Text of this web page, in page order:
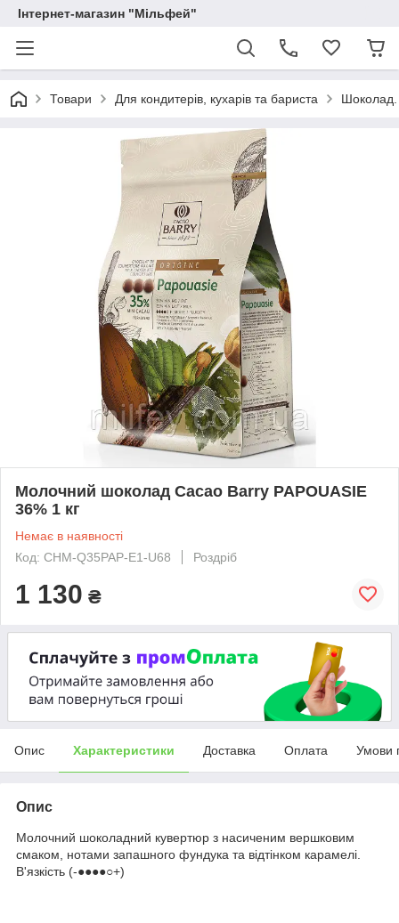
Інтернет-магазин "Мільфей"
Товари Для кондитерів, кухарів та бариста Шоколад.
Молочний шоколад Cacao Barry PAPOUASIE
36% 1 кг
Немає в наявності
Код: CHM-Q35PAP-E1-U68
Роздріб
1 130 ₴
Опис Характеристики Доставка Оплата Умови
Опис
Молочний шоколадний кувертюр з насиченим вершковим
смаком, нотами запашного фундука та відтінком карамелі.
В'язкість (-●●●●○+)